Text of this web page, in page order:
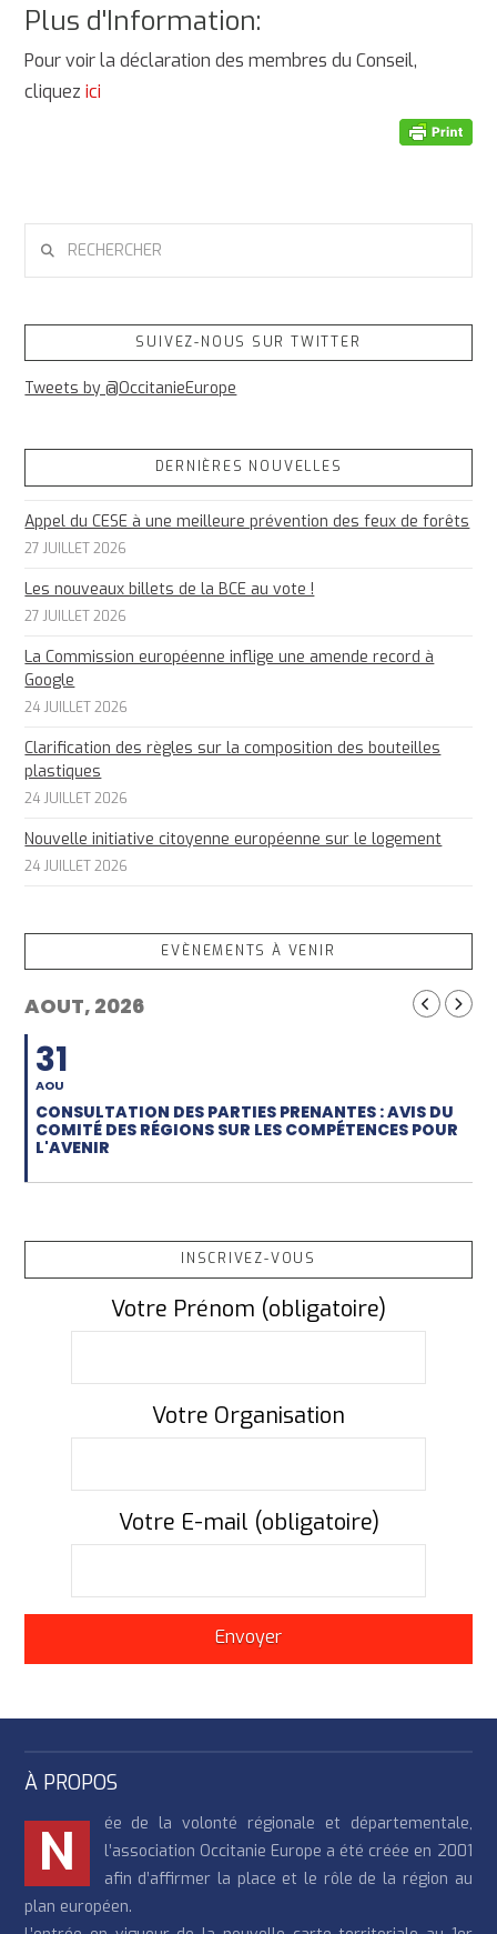
Plus d'Information:
Pour voir la déclaration des membres du Conseil,
cliquezici
SUIVEZ-NOUS SUR TWITTER
Tweets by @OccitanieEurope
DERNIÈRES NOUVELLES
Appel du CESE à une meilleure prévention des feux de forêts
27 JUILLET 2026
Les nouveaux billets de la BCE au vote !
27 JUILLET 2026
La Commission européenne inflige une amende record à
Google
24 JUILLET 2026
Clarification des règles sur la composition des bouteilles
plastiques
24 JUILLET 2026
Nouvelle initiative citoyenne européenne sur le logement
24 JUILLET 2026
EVÈNEMENTS À VENIR
AOUT, 2026
31
AOU
CONSULTATION DES PARTIES PRENANTES : AVIS DU
COMITÉ DES RÉGIONS SUR LES COMPÉTENCES POUR
L'AVENIR
INSCRIVEZ-VOUS
Votre Prénom (obligatoire)
Votre Organisation
Votre E-mail (obligatoire)
À PROPOS
N
ée de la volonté régionale et départementale,
l’association Occitanie Europe a été créée en 2001
afin d’affirmer la place et le rôle de la région au
plan européen.